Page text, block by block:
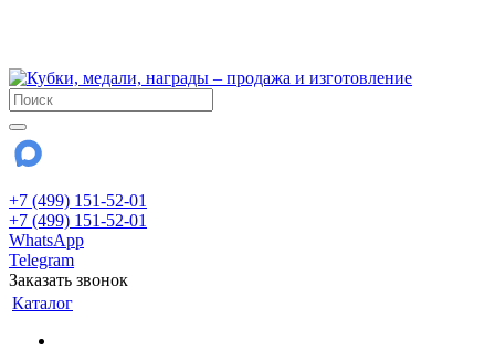
+7 (499) 151-52-01
+7 (499) 151-52-01
WhatsApp
Telegram
Заказать звонок
Каталог